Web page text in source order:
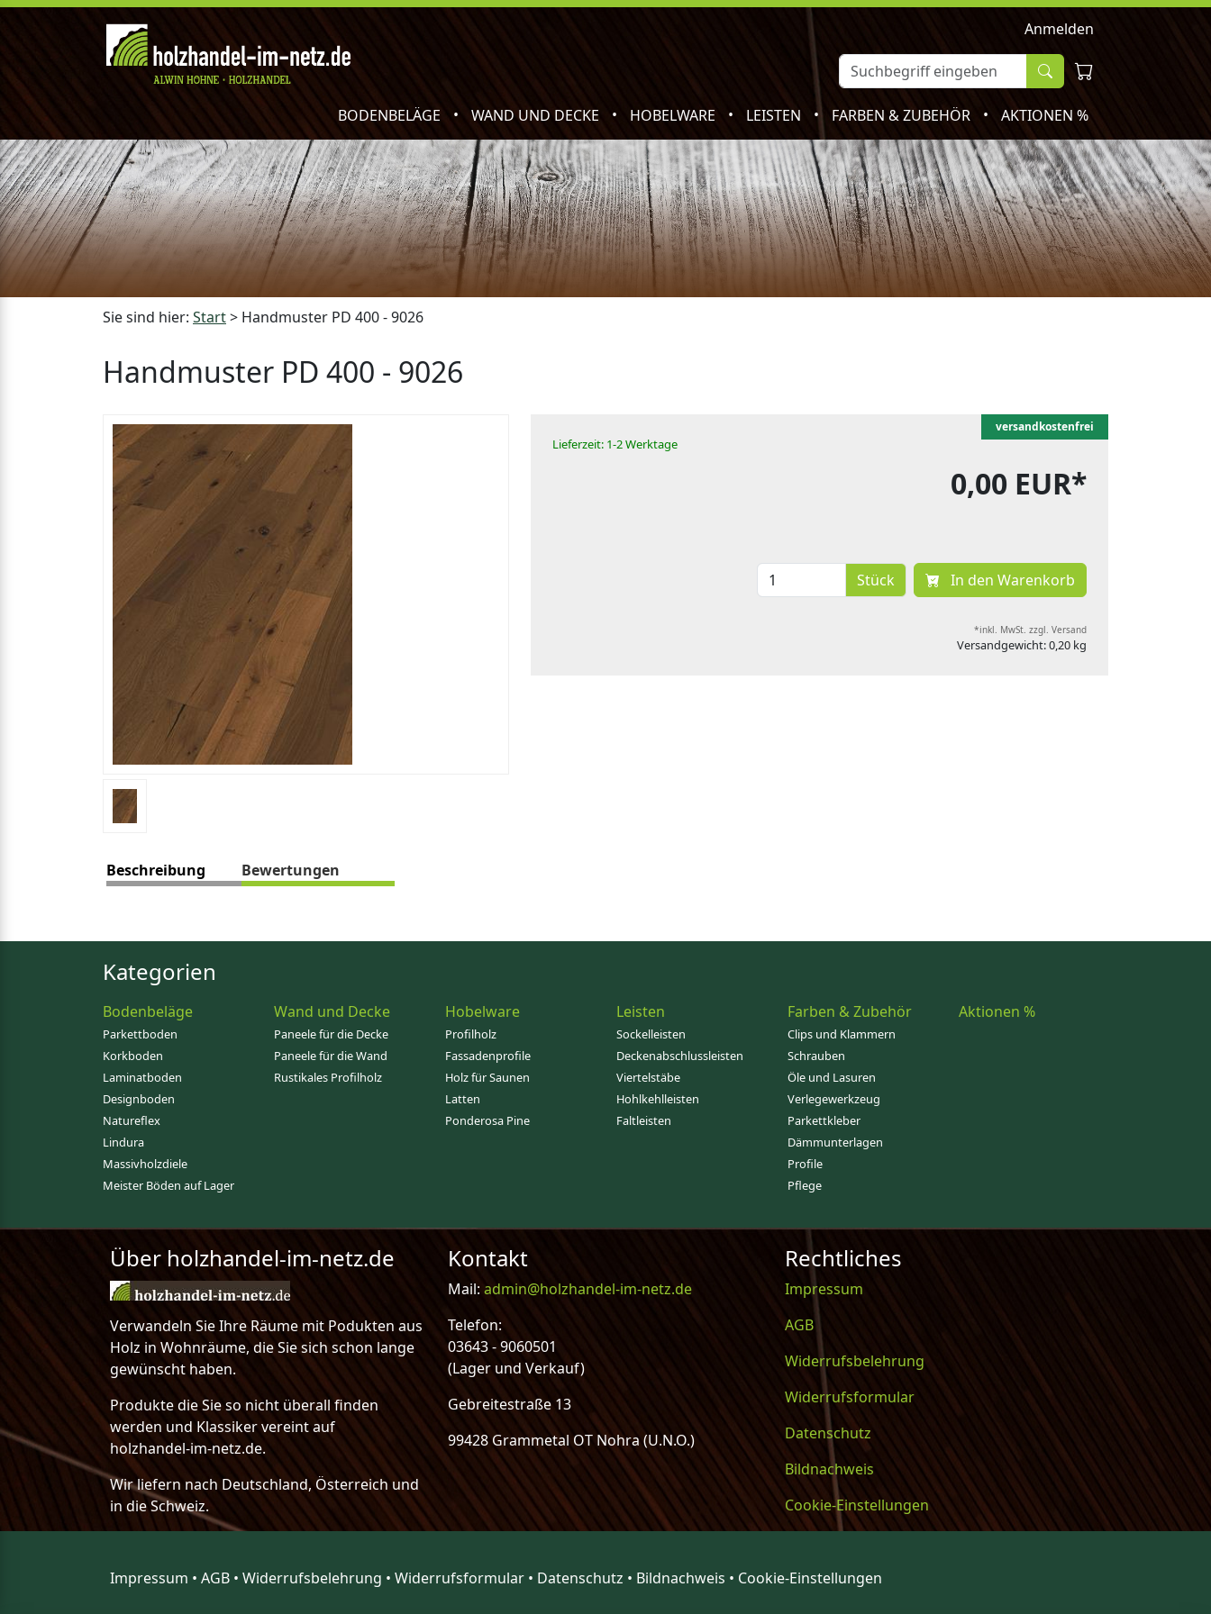
Anmelden
BODENBELÄGE • WAND UND DECKE • HOBELWARE • LEISTEN • FARBEN & ZUBEHÖR • AKTIONEN %
Sie sind hier: Start> Handmuster PD 400 - 9026
Handmuster PD 400 - 9026
versandkostenfrei
Lieferzeit: 1-2 Werktage
0,00 EUR*
Stück In den Warenkorb
*inkl. MwSt. zzgl. Versand
Versandgewicht: 0,20 kg
Beschreibung Bewertungen
Kategorien
Bodenbeläge
Parkettboden
Korkboden
Laminatboden
Designboden
Natureflex
Lindura
Massivholzdiele
Meister Böden auf Lager
Wand und Decke
Paneele für die Decke
Paneele für die Wand
Rustikales Profilholz
Hobelware
Profilholz
Fassadenprofile
Holz für Saunen
Latten
Ponderosa Pine
Leisten
Sockelleisten
Deckenabschlussleisten
Viertelstäbe
Hohlkehlleisten
Faltleisten
Farben & Zubehör
Clips und Klammern
Schrauben
Öle und Lasuren
Verlegewerkzeug
Parkettkleber
Dämmunterlagen
Profile
Pflege
Aktionen %
Über holzhandel-im-netz.de
Verwandeln Sie Ihre Räume mit Podukten aus
Holz in Wohnräume, die Sie sich schon lange
gewünscht haben.
Produkte die Sie so nicht überall finden
werden und Klassiker vereint auf
holzhandel-im-netz.de.
Wir liefern nach Deutschland, Österreich und
in die Schweiz.
Kontakt
Mail: admin@holzhandel-im-netz.de
Telefon:
03643 - 9060501
(Lager und Verkauf)
Gebreitestraße 13
99428 Grammetal OT Nohra (U.N.O.)
Rechtliches
Impressum
AGB
Widerrufsbelehrung
Widerrufsformular
Datenschutz
Bildnachweis
Cookie-Einstellungen
Impressum • AGB • Widerrufsbelehrung • Widerrufsformular • Datenschutz • Bildnachweis • Cookie-Einstellungen